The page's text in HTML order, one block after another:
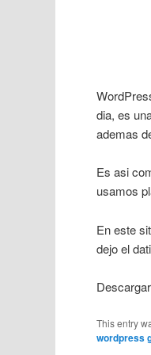
dia, es
ademas
Es asi
usamos
En este
dejo el
This entry
wordpress